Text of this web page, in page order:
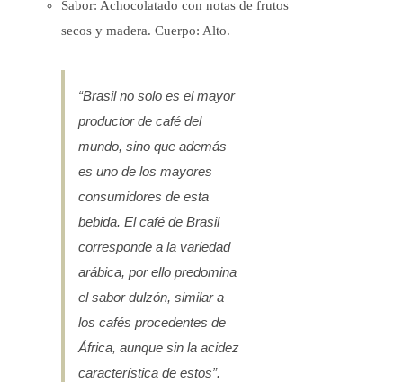
Sabor: Achocolatado con notas de frutos
secos y madera. Cuerpo: Alto.
“Brasil no solo es el mayor
productor de café del
mundo, sino que además
es uno de los mayores
consumidores de esta
bebida. El café de Brasil
corresponde a la variedad
arábica, por ello predomina
el sabor dulzón, similar a
los cafés procedentes de
África, aunque sin la acidez
característica de estos”.